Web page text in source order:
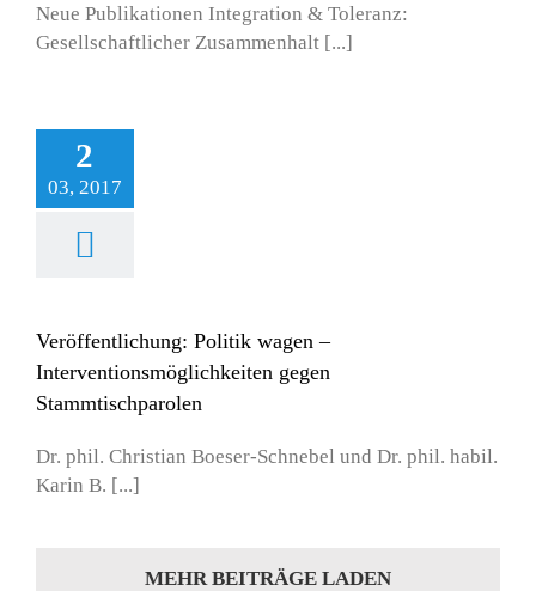
Neue Publikationen Integration & Toleranz:
Gesellschaftlicher Zusammenhalt [...]
2
03, 2017
Veröffentlichung: Politik wagen –
Interventionsmöglichkeiten gegen
Stammtischparolen
Dr. phil. Christian Boeser-Schnebel und Dr. phil. habil.
Karin B. [...]
MEHR BEITRÄGE LADEN